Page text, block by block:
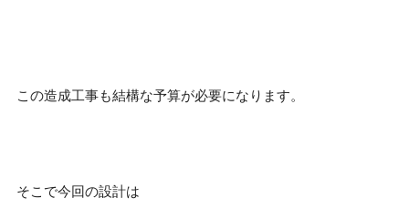
この造成工事も結構な予算が必要になります。
そこで今回の設計は